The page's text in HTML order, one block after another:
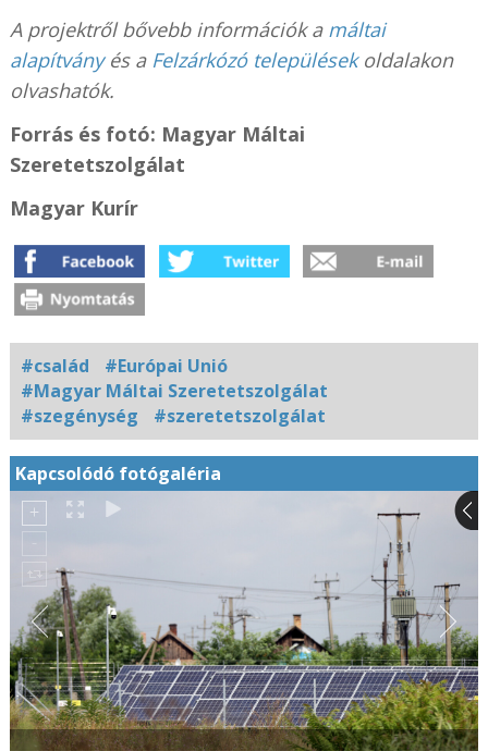
A projektről bővebb információk a máltai
alapítványés a Felzárkózó településekoldalakon
olvashatók.
Forrás és fotó: Magyar Máltai
Szeretetszolgálat
Magyar Kurír
#család
#Európai Unió
#Magyar Máltai Szeretetszolgálat
#szegénység
#szeretetszolgálat
Kapcsolódó fotógaléria